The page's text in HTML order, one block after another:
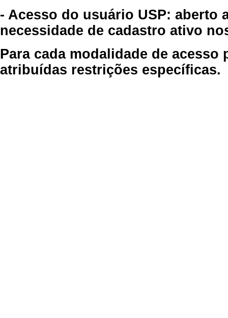
- Acesso do usuário USP: aberto
necessidade de cadastro ativo
Para cada modalidade de
atribuídas restrições específicas.